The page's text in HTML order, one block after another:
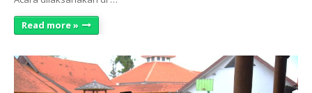
Read more »